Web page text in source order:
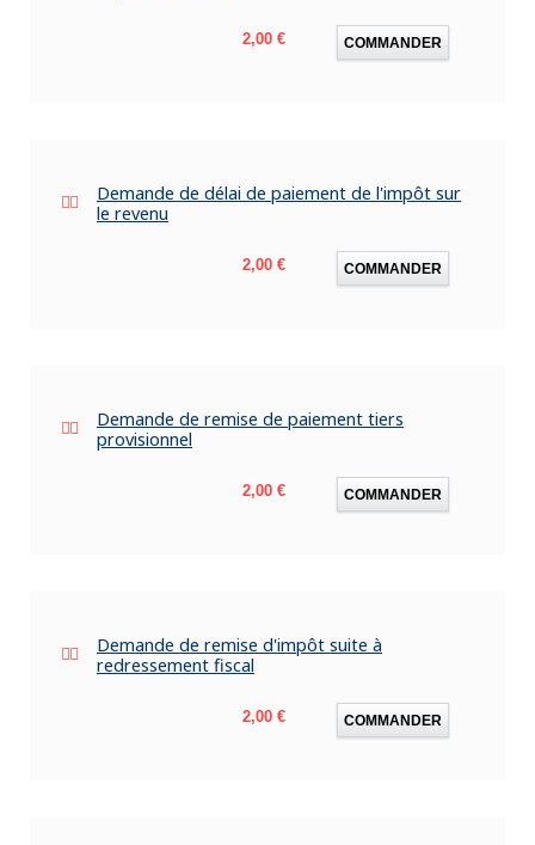
Prix
2,00 € COMMANDER
Demande de délai de paiement de l'impôt sur
le revenu
Prix
2,00 € COMMANDER
Demande de remise de paiement tiers
provisionnel
Prix
2,00 € COMMANDER
Demande de remise d'impôt suite à
redressement fiscal
Prix
2,00 € COMMANDER